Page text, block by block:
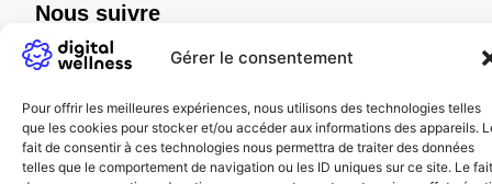
Gérer le consentement
Pour offrir les meilleures expériences, nous utilisons des technologies telles
que les cookies pour stocker et/ou accéder aux informations des appareils.
fait de consentir à ces technologies nous permettra de traiter des données
telles que le comportement de navigation ou les ID uniques sur ce site. Le fait
Nous suivre
secteurs
Ressources
Notre offre